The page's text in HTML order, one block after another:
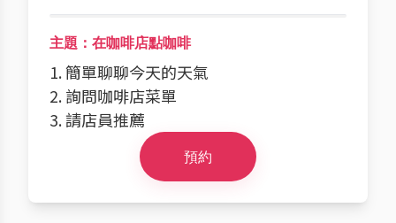
主題：在咖啡店點咖啡
1. 簡單聊聊今天的天氣
2. 詢問咖啡店菜單
3. 請店員推薦
預約